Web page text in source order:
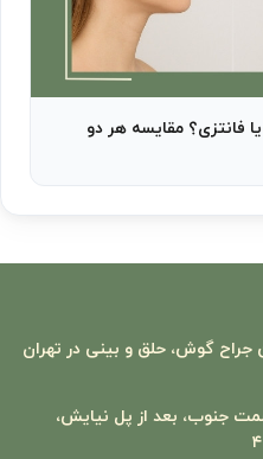
فانتزی؟ مقایسه هر دو
گوش، حلق و بینی در تهران
جنوب، بعد از پل نیایش،